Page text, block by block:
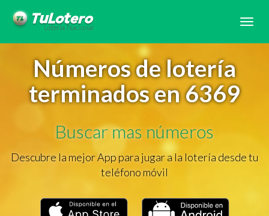
Números de lotería
terminados en 6369
Buscar mas números
Descubre la mejor App para jugar a la lotería desde tu
teléfono móvil